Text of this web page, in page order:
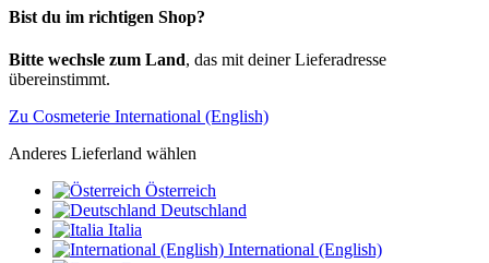
Bist du im richtigen Shop?
Bitte wechsle zum Land, das mit deiner Lieferadresse
übereinstimmt.
Zu Cosmeterie International (English)
Anderes Lieferland wählen
Österreich
Deutschland
Italia
International (English)